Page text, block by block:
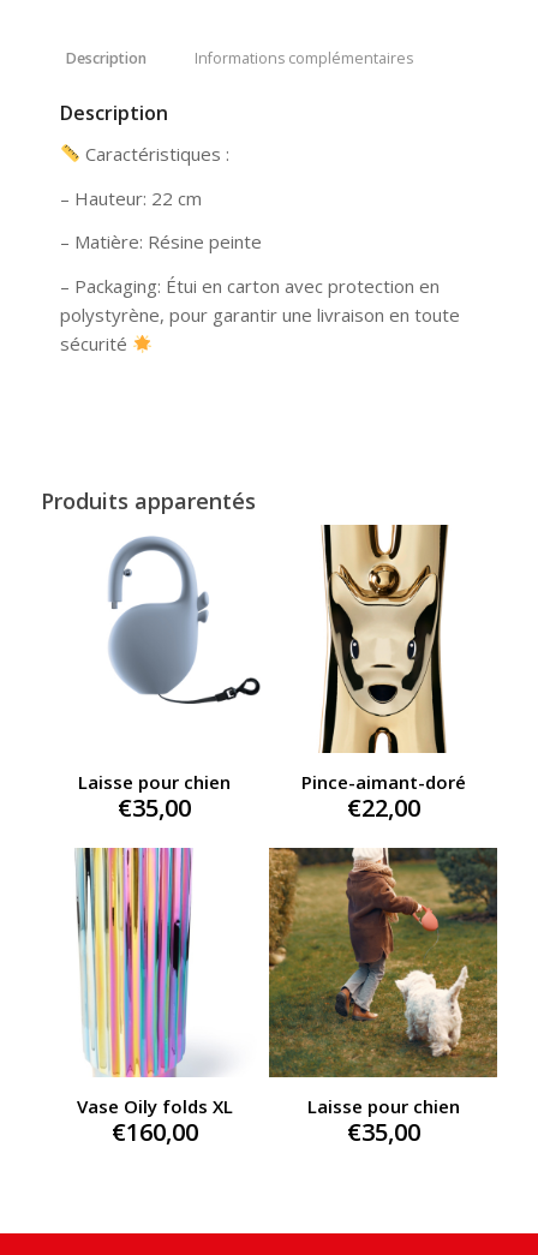
Description Informations complémentaires
Description
Caractéristiques :
– Hauteur: 22 cm
– Matière: Résine peinte
– Packaging: Étui en carton avec protection en
polystyrène, pour garantir une livraison en toute
sécurité
Produits apparentés
Laisse pour chien
€35,00
Pince-aimant-doré
€22,00
Vase Oily folds XL
€160,00
Laisse pour chien
€35,00